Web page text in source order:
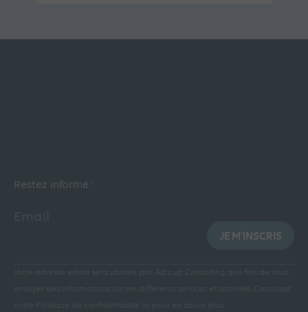
Restez informé :
JE M'INSCRIS
Votre adresse email sera utilisée par Ad’s up Consulting aux fins de vous
envoyer des informations sur ses différents services et activités.
Consultez
notre Politique de confidentialité ici pour en savoir plus